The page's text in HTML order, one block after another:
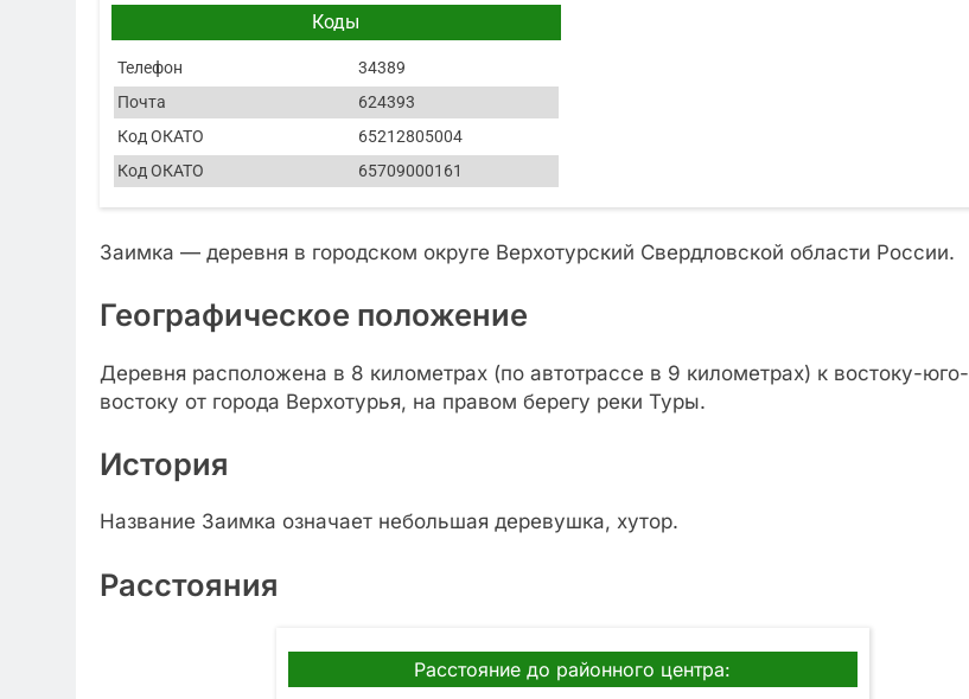
Коды
Телефон
34389
Почта
624393
Код ОКАТО
65212805004
Код ОКАТО
65709000161
Заимка — деревня в городском округе Верхотурский Свердловской области России.
Географическое положение
Деревня расположена в 8 километрах (по автотрассе в 9 километрах) к востоку-юго-
востоку от города Верхотурья, на правом берегу реки Туры.
История
Название Заимка означает небольшая деревушка, хутор.
Расстояния
Расстояние до районного центра: